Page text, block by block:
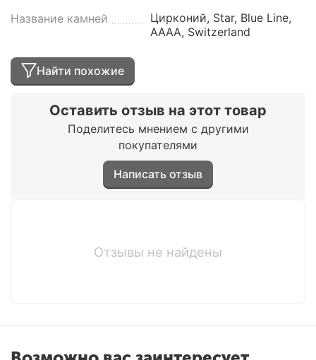
Название камней
Цирконий, Star, Blue Line,
AAAA, Switzerland
Найти похожие
Оставить отзыв на этот товар
Поделитесь мнением с другими
покупателями
Написать отзыв
Отзывы не найдены